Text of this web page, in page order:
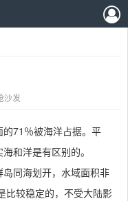
沙发
71％被海洋占据。平
和洋是有区别的。
同海划开，水域面积非
比较稳定的，不受大陆影